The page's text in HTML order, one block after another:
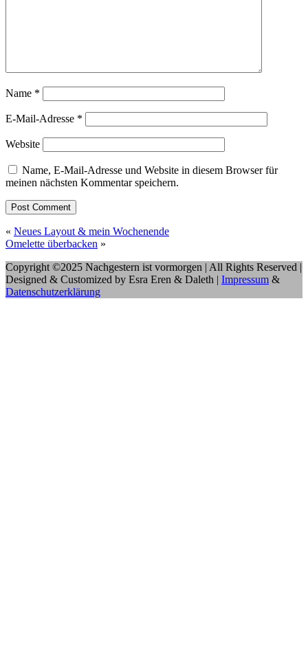
Name *
E-Mail-Adresse *
Website
Name, E-Mail-Adresse und Website in diesem Browser für
meinen nächsten Kommentar speichern.
« Neues Layout & mein Wochenende
Omelette überbacken »
Copyright ©2025 Nachgestern ist vormorgen | All Rights Reserved |
Designed & Customized by Esra Eren & Daleth | Impressum &
Datenschutzerklärung